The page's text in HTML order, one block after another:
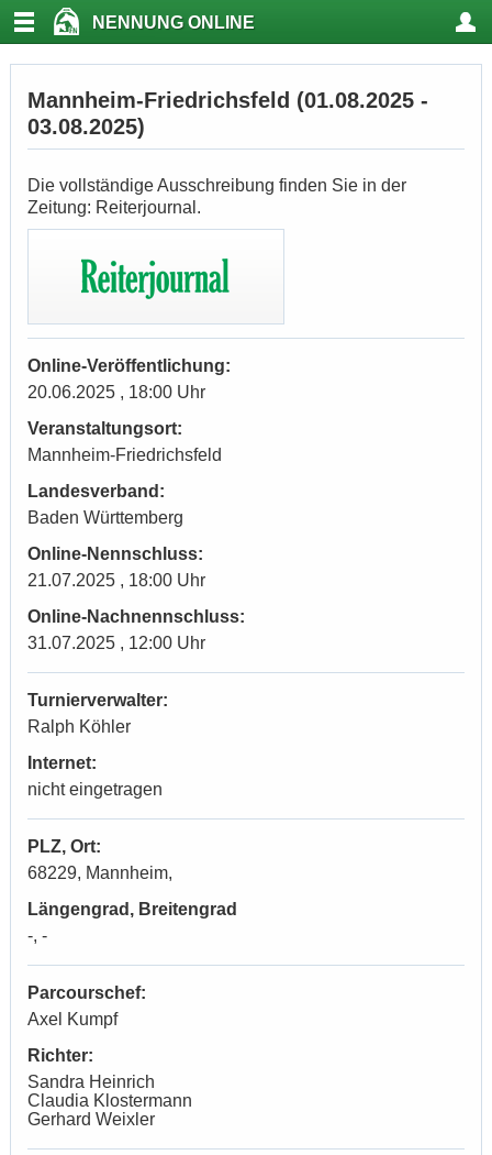
NENNUNG ONLINE
Mannheim-Friedrichsfeld (01.08.2025 -
03.08.2025)
Die vollständige Ausschreibung finden Sie in der
Zeitung: Reiterjournal.
Online-Veröffentlichung:
20.06.2025 , 18:00 Uhr
Veranstaltungsort:
Mannheim-Friedrichsfeld
Landesverband:
Baden Württemberg
Online-Nennschluss:
21.07.2025 , 18:00 Uhr
Online-Nachnennschluss:
31.07.2025 , 12:00 Uhr
Turnierverwalter:
Ralph Köhler
Internet:
nicht eingetragen
PLZ, Ort:
68229, Mannheim,
Längengrad, Breitengrad
-, -
Parcourschef:
Axel Kumpf
Richter:
Sandra Heinrich
Claudia Klostermann
Gerhard Weixler